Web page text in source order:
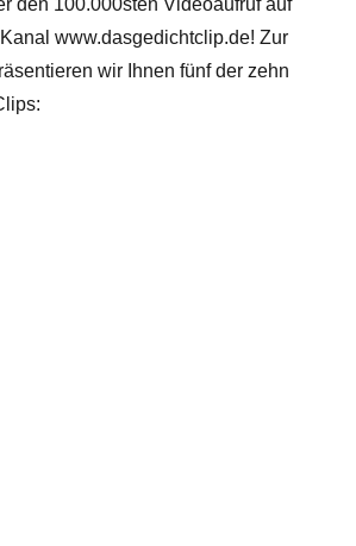
den 100.000sten Videoaufruf auf
www.dasgedichtclip.de! Zur
wir Ihnen fünf der zehn